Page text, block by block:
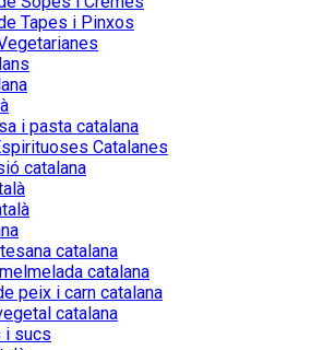
Tapes i Pinxos
i pasta catalana
Catalanes
catalana
catalana
catalana
peix i carn catalana
catalana
i sucs